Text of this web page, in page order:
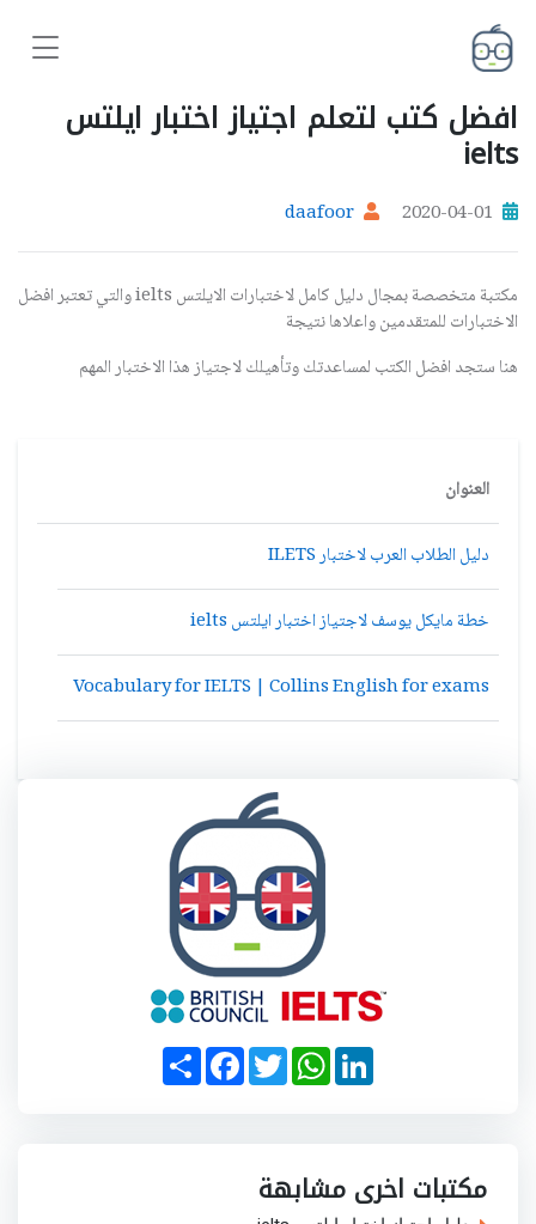
افضل كتب لتعلم اجتياز اختبار ايلتس
ielts
2020-04-01
daafoor
مكتبة متخصصة بمجال دليل كامل لاختبارات الايلتس ielts والتي تعتبر افضل
الاختبارات للمتقدمين واعلاها نتيجة
هنا ستجد افضل الكتب لمساعدتك وتأهيلك لاجتياز هذا الاختبار المهم
العنوان
دليل الطلاب العرب لاختبار ILETS
خطة مايكل يوسف لاجتياز اختبار ايلتس ielts
Vocabulary for IELTS | Collins English for exams
S
h
a
F
a
c
T
w
i
W
h
a
p
p
L
i
n
n
مكتبات اخرى مشابهة